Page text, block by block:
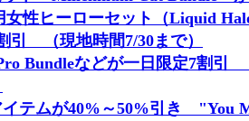
女性ヒーローセット（Liquid
引 （現地時間7/30まで）
Bundleなどが一日限定7割引
イテムが40%～50%引き "You